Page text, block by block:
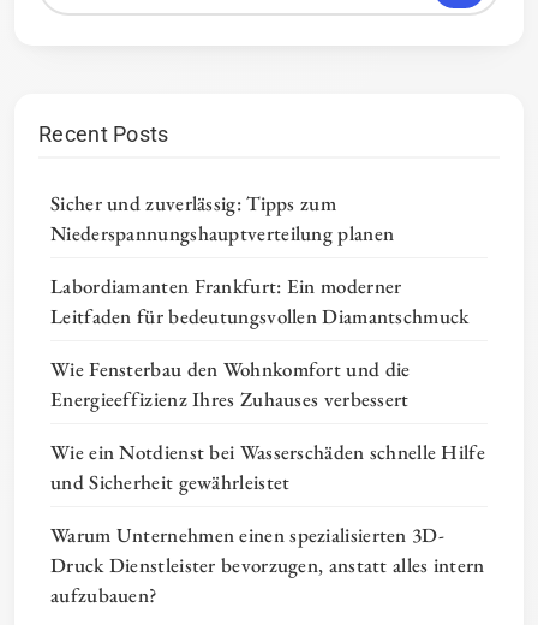
Recent Posts
Sicher und zuverlässig: Tipps zum
Niederspannungshauptverteilung planen
Labordiamanten Frankfurt: Ein moderner
Leitfaden für bedeutungsvollen Diamantschmuck
Wie Fensterbau den Wohnkomfort und die
Energieeffizienz Ihres Zuhauses verbessert
Wie ein Notdienst bei Wasserschäden schnelle Hilfe
und Sicherheit gewährleistet
Warum Unternehmen einen spezialisierten 3D-
Druck Dienstleister bevorzugen, anstatt alles intern
aufzubauen?